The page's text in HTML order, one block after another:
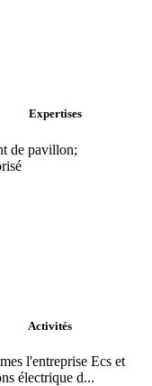
Expertises
de pavillon;
Activités
l'entreprise Ecs et
électrique d...